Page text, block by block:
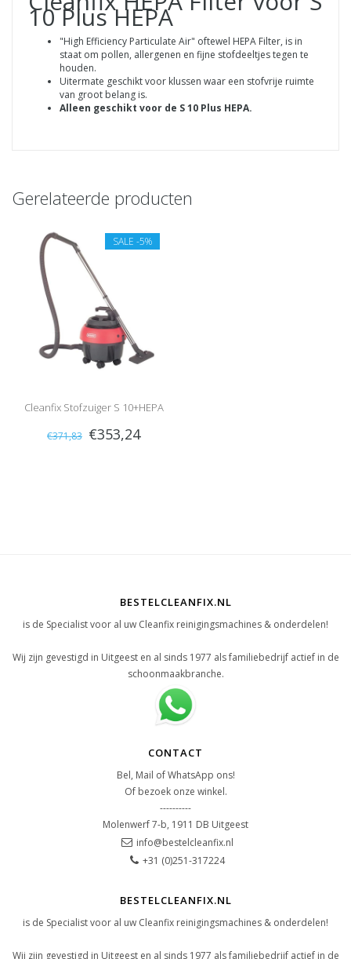
10 Plus HEPA
"High Efficiency Particulate Air" oftewel HEPA Filter, is in
staat om pollen, allergenen en fijne stofdeeltjes tegen te
houden.
Uitermate geschikt voor klussen waar een stofvrije ruimte
van groot belang is.
Alleen geschikt voor de S 10 Plus HEPA.
Gerelateerde producten
SALE -5%
Cleanfix Stofzuiger S 10+HEPA
€371,83 €353,24
BESTELCLEANFIX.NL
is de Specialist voor al uw Cleanfix reinigingsmachines & onderdelen!
Wij zijn gevestigd in Uitgeest en al sinds 1977 als familiebedrijf actief in de
schoonmaakbranche.
CONTACT
Bel, Mail of WhatsApp ons!
Of bezoek onze winkel.
----------
Molenwerf 7-b, 1911 DB Uitgeest
info@bestelcleanfix.nl
+31 (0)251-317224
BESTELCLEANFIX.NL
is de Specialist voor al uw Cleanfix reinigingsmachines & onderdelen!
Wij zijn gevestigd in Uitgeest en al sinds 1977 als familiebedrijf actief in de